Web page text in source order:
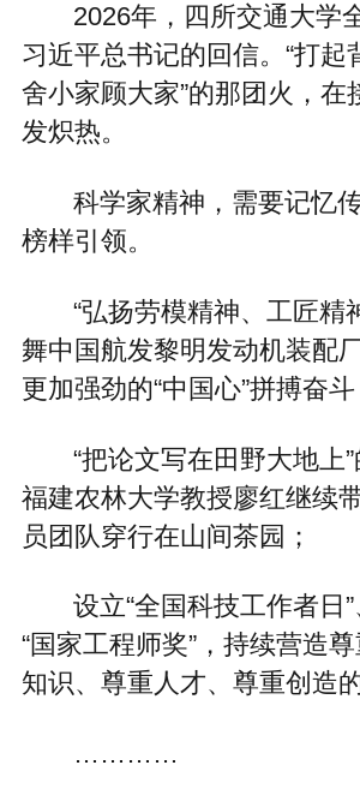
2026年，四所交通大学
习近平总书记的回信。“打起
舍小家顾大家”的那团火，在
发炽热。
科学家精神，需要记忆
榜样引领。
“弘扬劳模精神、工匠精
舞中国航发黎明发动机装配
更加强劲的“中国心”拼搏奋斗
“把论文写在田野大地上
福建农林大学教授廖红继续
员团队穿行在山间茶园；
设立“全国科技工作者日
“国家工程师奖”，持续营造
知识、尊重人才、尊重创造
…………